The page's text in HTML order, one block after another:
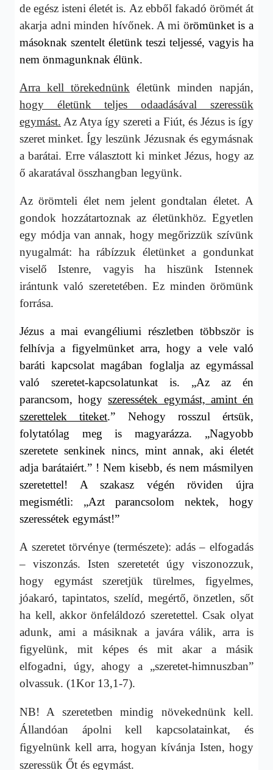
de egész isteni életét is. Az ebből fakadó örömét át
akarja adni minden hívőnek. A mi örömünket is a
másoknak szentelt életünk teszi teljessé, vagyis ha
nem önmagunknak élünk.
Arra kell törekednünk életünk minden napján,
hogy életünk teljes odaadásával szeressük
egymást. Az Atya így szereti a Fiút, és Jézus is így
szeret minket. Így leszünk Jézusnak és egymásnak
a barátai. Erre választott ki minket Jézus, hogy az
ő akaratával összhangban legyünk.
Az örömteli élet nem jelent gondtalan életet. A
gondok hozzátartoznak az életünkhöz. Egyetlen
egy módja van annak, hogy megőrizzük szívünk
nyugalmát: ha rábízzuk életünket a gondunkat
viselő Istenre, vagyis ha hiszünk Istennek
irántunk való szeretetében. Ez minden örömünk
forrása.
Jézus a mai evangéliumi részletben többször is
felhívja a figyelmünket arra, hogy a vele való
baráti kapcsolat magában foglalja az egymással
való szeretet-kapcsolatunkat is. „Az az én
parancsom, hogyszeressétek egymást, amint én
szerettelek titeket.” Nehogy rosszul értsük,
folytatólag meg is magyarázza. „Nagyobb
szeretete senkinek nincs, mint annak, aki életét
adja barátaiért.” ! Nem kisebb, és nem másmilyen
szeretettel! A szakasz végén röviden újra
megismétli: „Azt parancsolom nektek, hogy
szeressétek egymást!”
A szeretet törvénye (természete): adás – elfogadás
– viszonzás. Isten szeretetét úgy viszonozzuk,
hogy egymást szeretjük türelmes, figyelmes,
jóakaró, tapintatos, szelíd, megértő, önzetlen, sőt
ha kell, akkor önfeláldozó szeretettel. Csak olyat
adunk, ami a másiknak a javára válik, arra is
figyelünk, mit képes és mit akar a másik
elfogadni, úgy, ahogy a „szeretet-himnuszban”
olvassuk. (1Kor 13,1-7).
NB! A szeretetben mindig növekednünk kell.
Állandóan ápolni kell kapcsolatainkat, és
figyelnünk kell arra, hogyan kívánja Isten, hogy
szeressük Őt és egymást.